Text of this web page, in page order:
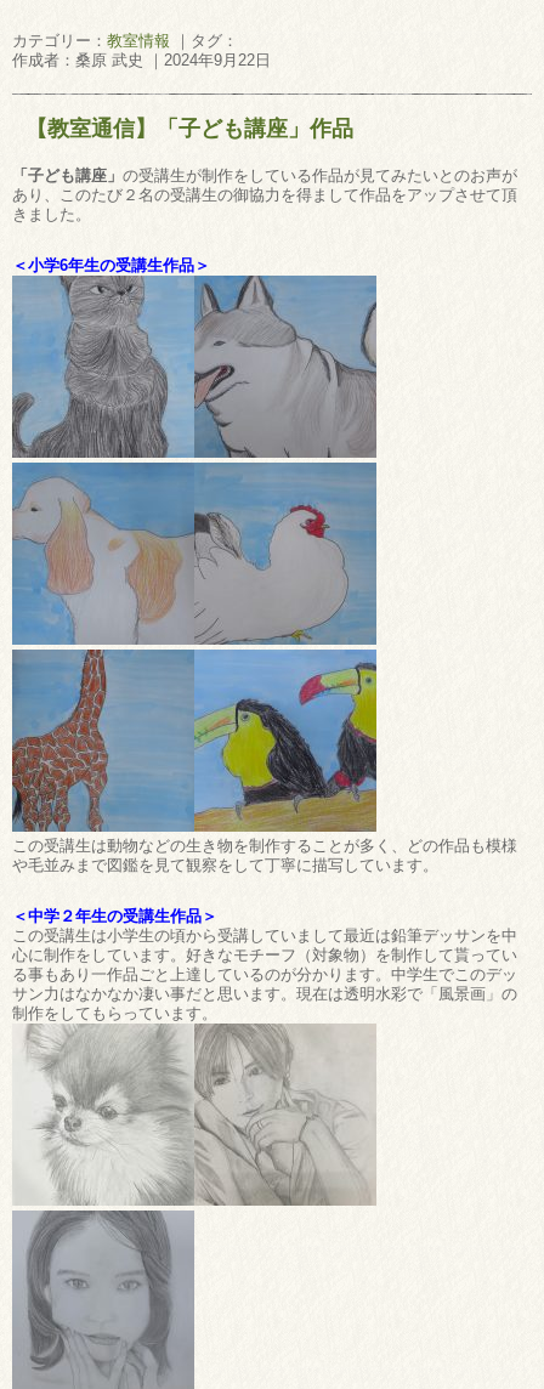
カテゴリー： 教室情報 ｜タグ：
作成者：桑原 武史 ｜2024年9月22日
【教室通信】「子ども講座」作品
「子ども講座」 の受講生が制作をしている作品が見てみたいとのお声が
あり、このたび２名の受講生の御協力を得まして作品をアップさせて頂
きました。
＜小学6年生の受講生作品＞
この受講生は動物などの生き物を制作することが多く、どの作品も模様
や毛並みまで図鑑を見て観察をして丁寧に描写しています。
＜中学２年生の受講生作品＞
この受講生は小学生の頃から受講していまして最近は鉛筆デッサンを中
心に制作をしています。好きなモチーフ（対象物）を制作して貰ってい
る事もあり一作品ごと上達しているのが分かります。中学生でこのデッ
サン力はなかなか凄い事だと思います。現在は透明水彩で「風景画」の
制作をしてもらっています。